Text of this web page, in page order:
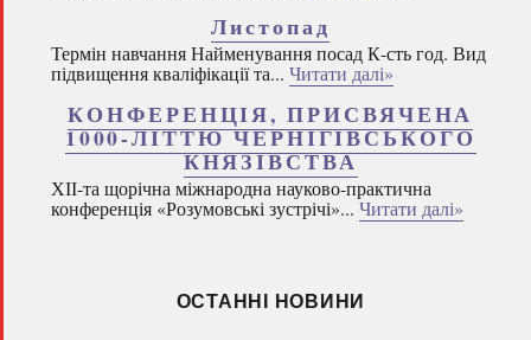
Листопад
Термін навчання Найменування посад К-сть год. Вид
підвищення кваліфікації та... Читати далі»
КОНФЕРЕНЦІЯ, ПРИСВЯЧЕНА
1000-ЛІТТЮ ЧЕРНІГІВСЬКОГО
КНЯЗІВСТВА
ХІІ-та щорічна міжнародна науково-практична
конференція «Розумовські зустрічі»... Читати далі»
ОСТАННІ НОВИНИ